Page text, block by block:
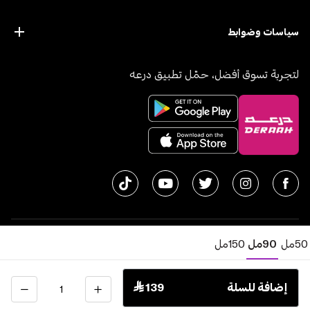
50مل 90مل
150مل
الكمية
إضافة للسلة  139
سياسات وضوابط
لتجربة تسوق أفضل، حمّل تطبيق درعه
© جميع الحقوق محفوظة | متجر درعه
سجل تجاري 1010611077 - الرقم الضريبي 300055804900003
اﻟﻤﻤﻠﻜﺔ اﻟﻌﺮﺑﻴﺔ اﻟﺴﻌﻮدﻳﺔ English